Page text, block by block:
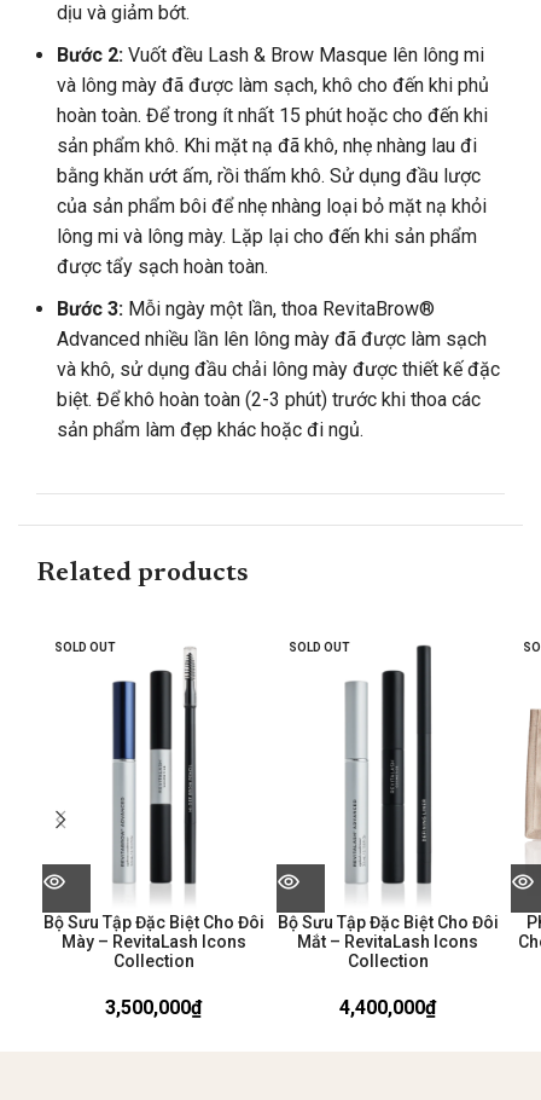
dịu và giảm bớt.
Bước 2: Vuốt đều Lash & Brow Masque lên lông mi
và lông mày đã được làm sạch, khô cho đến khi phủ
hoàn toàn. Để trong ít nhất 15 phút hoặc cho đến khi
sản phẩm khô. Khi mặt nạ đã khô, nhẹ nhàng lau đi
bằng khăn ướt ấm, rồi thấm khô. Sử dụng đầu lược
của sản phẩm bôi để nhẹ nhàng loại bỏ mặt nạ khỏi
lông mi và lông mày. Lặp lại cho đến khi sản phẩm
được tẩy sạch hoàn toàn.
Bước 3: Mỗi ngày một lần, thoa RevitaBrow®
Advanced nhiều lần lên lông mày đã được làm sạch
và khô, sử dụng đầu chải lông mày được thiết kế đặc
biệt. Để khô hoàn toàn (2-3 phút) trước khi thoa các
sản phẩm làm đẹp khác hoặc đi ngủ.
Related products
SOLD OUT
Bộ Sưu Tập Đặc Biệt Cho Đôi
Mày – RevitaLash Icons
Collection
3,500,000₫
SOLD OUT
Bộ Sưu Tập Đặc Biệt Cho Đôi
Mắt – RevitaLash Icons
Collection
4,400,000₫